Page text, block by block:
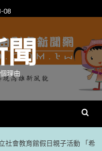
08
聞
理由
社會教育館假日親子活動 「希